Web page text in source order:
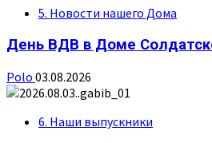
5. Новости нашего Дома
День ВДВ в Доме
Polo 03.08.2026
6. Наши выпускники